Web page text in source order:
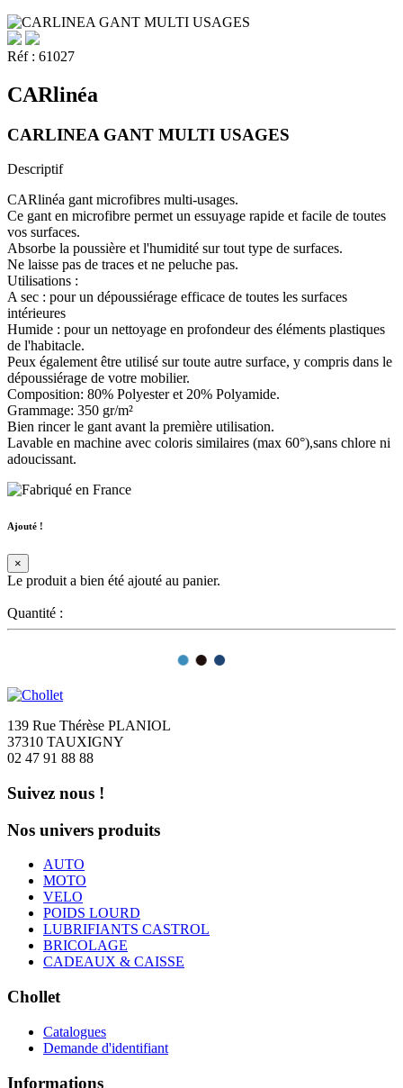
Réf : 61027
CARlinéa
CARLINEA GANT MULTI USAGES
Descriptif
CARlinéa gant microfibres multi-usages.
Ce gant en microfibre permet un essuyage rapide et facile de toutes
vos surfaces.
Absorbe la poussière et l'humidité sur tout type de surfaces.
Ne laisse pas de traces et ne peluche pas.
Utilisations :
A sec : pour un dépoussiérage efficace de toutes les surfaces
intérieures
Humide : pour un nettoyage en profondeur des éléments plastiques
de l'habitacle.
Peux également être utilisé sur toute autre surface, y compris dans le
dépoussiérage de votre mobilier.
Composition: 80% Polyester et 20% Polyamide.
Grammage: 350 gr/m²
Bien rincer le gant avant la première utilisation.
Lavable en machine avec coloris similaires (max 60°),sans chlore ni
adoucissant.
Ajouté !
×
Le produit a bien été ajouté au panier.
Quantité :
139 Rue Thérèse PLANIOL
37310 TAUXIGNY
02 47 91 88 88
Suivez nous !
Nos univers produits
AUTO
MOTO
VELO
POIDS LOURD
LUBRIFIANTS CASTROL
BRICOLAGE
CADEAUX & CAISSE
Chollet
Catalogues
Demande d'identifiant
Informations